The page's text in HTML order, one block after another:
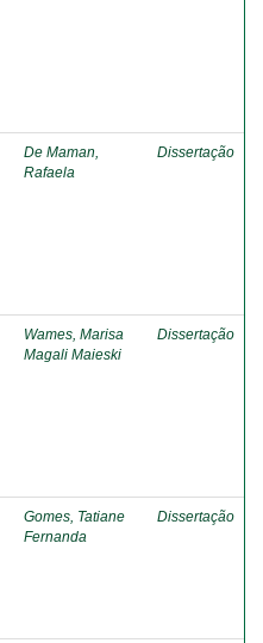
De Maman,
Rafaela
Dissertação
Wames, Marisa
Magali Maieski
Dissertação
Gomes, Tatiane
Fernanda
Dissertação